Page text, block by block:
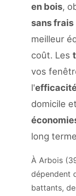
en bois,
sans frais
meilleur
coût. Les
vos
l'
domicile
long
À Arbois
dépendent
battants,